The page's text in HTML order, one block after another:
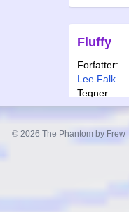
Fluffy
Forfatter:
Lee Falk
Tegner:
Wilson
Også
© 2026 The Phantom by Frew